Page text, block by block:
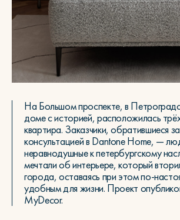
На Большом проспекте, в
доме с историей, расположилась
квартира. Заказчики, обратившиеся
консультацией в Dantone Home, —
неравнодушные к петербургскому
мечтали об интерьере, который
города, оставаясь при этом по-
удобным для жизни. Проект
MyDecor.